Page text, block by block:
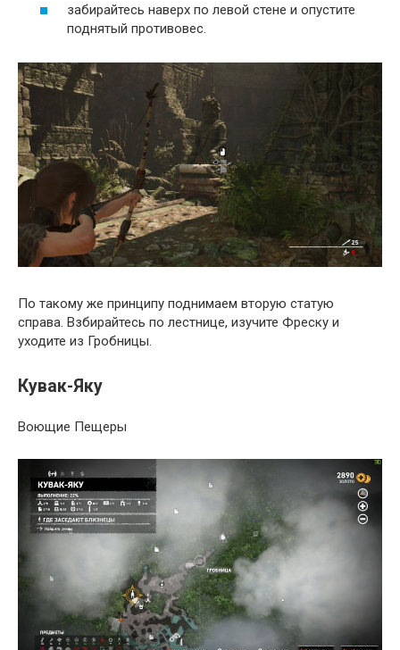
забирайтесь наверх по левой стене и опустите
поднятый противовес.
По такому же принципу поднимаем вторую статую
справа. Взбирайтесь по лестнице, изучите Фреску и
уходите из Гробницы.
Кувак-Яку
Воющие Пещеры